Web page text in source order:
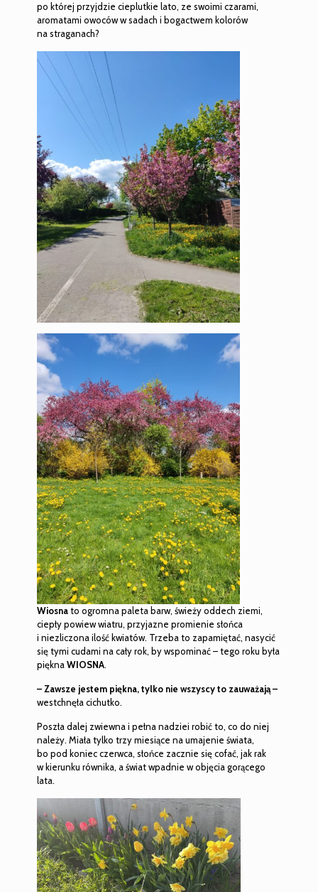
po której przyjdzie cieplutkie lato, ze swoimi czarami,
aromatami owoców w sadach i bogactwem kolorów
na straganach?
Wiosnato ogromna paleta barw, świeży oddech ziemi,
ciepły powiew wiatru, przyjazne promienie słońca
i niezliczona ilość kwiatów. Trzeba to zapamiętać, nasycić
się tymi cudami na cały rok, by wspominać – tego roku była
pięknaWIOSNA.
– Zawsze jestem piękna, tylko nie wszyscy to zauważają –
westchnęła cichutko.
Poszła dalej zwiewna i pełna nadziei robić to, co do niej
należy. Miała tylko trzy miesiące na umajenie świata,
bo pod koniec czerwca, słońce zacznie się cofać, jak rak
w kierunku równika, a świat wpadnie w objęcia gorącego
lata.